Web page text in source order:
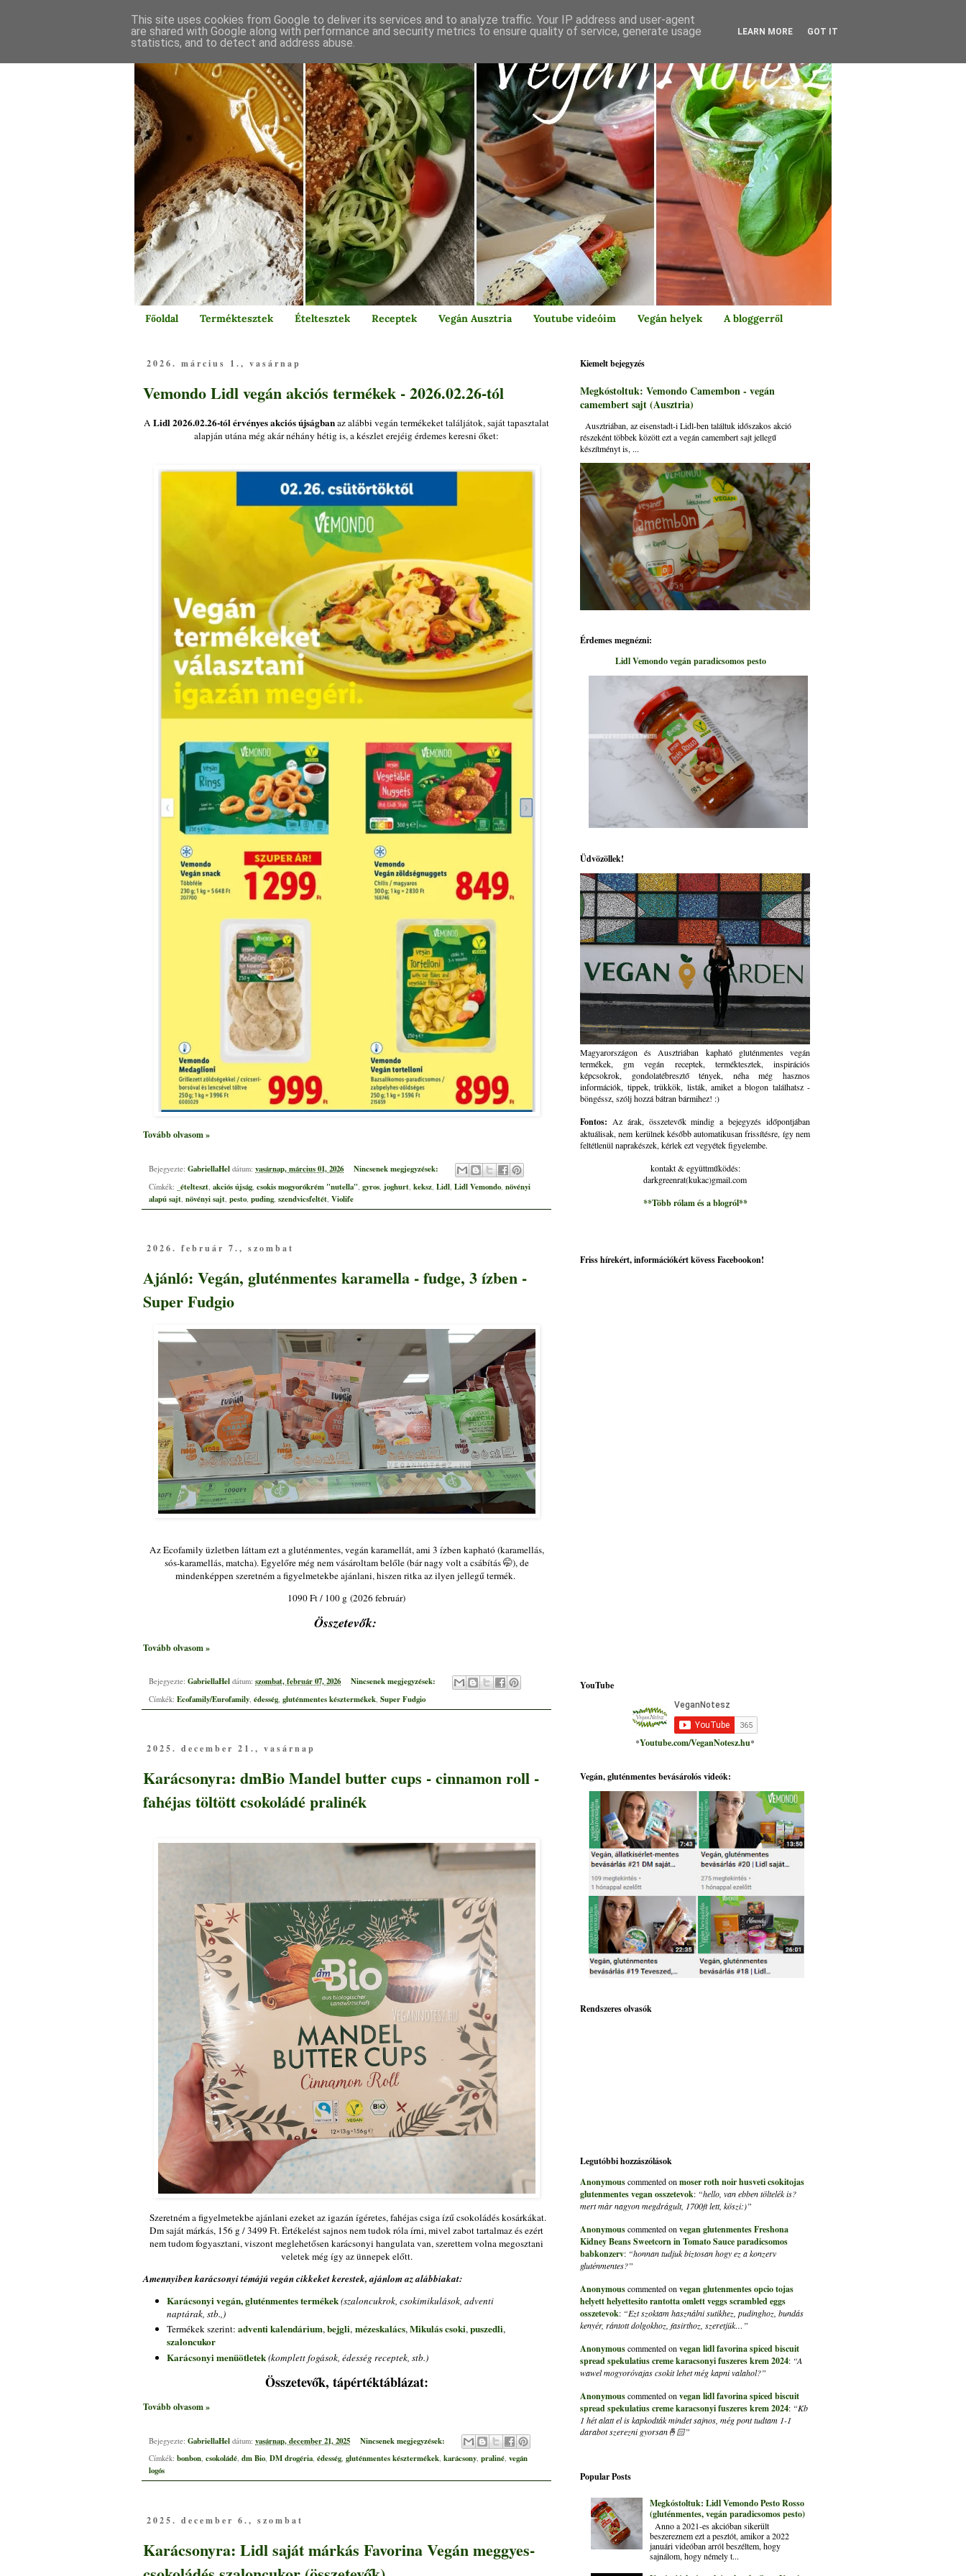
Főoldal Terméktesztek Ételtesztek Receptek Vegán Ausztria Youtube videóim Vegán helyek A bloggerről
2026. március 1., vasárnap
Vemondo Lidl vegán akciós termékek - 2026.02.26-tól
A Lidl 2026.02.26-tól érvényes akciós újságbanaz alábbi vegán termékeket találjátok, saját tapasztalat
alapján utána még akár néhány hétig is, a készlet erejéig érdemes keresni őket:
Tovább olvasom »
Bejegyezte: GabriellaHel dátum: vasárnap, március 01, 2026 Nincsenek megjegyzések:
Címkék: _ételteszt akciós újság, csokis mogyorókrém "nutella" gyros joghurt keksz Lidl Lidl Vemondo növényi
alapú sajt növényi sajt pesto puding, szendvicsfeltét Violife
2026. február 7., szombat
Ajánló: Vegán, gluténmentes karamella - fudge, 3 ízben -
Super Fudgio
Az Ecofamily üzletben láttam ezt a gluténmentes, vegán karamellát, ami 3 ízben kapható (karamellás,
sós-karamellás, matcha). Egyelőre még nem vásároltam belőle (bár nagy volt a csábítás 🤭), de
mindenképpen szeretném a figyelmetekbe ajánlani, hiszen ritka az ilyen jellegű termék.
1090 Ft / 100 g (2026 február)
Összetevők:
Tovább olvasom »
Bejegyezte: GabriellaHel dátum: szombat, február 07, 2026 Nincsenek megjegyzések:
Címkék: Ecofamily/Eurofamily, édesség, gluténmentes késztermékek, Super Fudgio
2025. december 21., vasárnap
Karácsonyra: dmBio Mandel butter cups - cinnamon roll -
fahéjas töltött csokoládé pralinék
Szeretném a figyelmetekbe ajánlani ezeket az igazán ígéretes, fahéjas csiga ízű csokoládés kosárkákat.
Dm saját márkás, 156 g / 3499 Ft. Értékelést sajnos nem tudok róla írni, mivel zabot tartalmaz és ezért
nem tudom fogyasztani, viszont meglehetősen karácsonyi hangulata van, szerettem volna megosztani
veletek még így az ünnepek előtt.
Amennyiben karácsonyi témájú vegán cikkeket kerestek, ajánlom az alábbiakat:
Karácsonyi vegán, gluténmentes termékek(szaloncukrok, csokimikulások, adventi
naptárak, stb.,)
Termékek szerint: adventi kalendárium,bejgli, mézeskalács,Mikulás csoki,puszedli,
szaloncukor
Karácsonyi menüötletek(komplett fogások, édesség receptek, stb.)
Összetevők, tápértéktáblázat:
Tovább olvasom »
Bejegyezte: GabriellaHel dátum: vasárnap, december 21, 2025 Nincsenek megjegyzések:
Címkék: bonbon, csokoládé, dm Bio, DM drogéria, édesség, gluténmentes késztermékek, karácsony, praliné, vegán
logós
2025. december 6., szombat
Karácsonyra: Lidl saját márkás Favorina Vegán meggyes-
Kiemelt bejegyzés
Megkóstoltuk: Vemondo Camembon - vegán
camembert sajt (Ausztria)
Ausztriában, az eisenstadt-i Lidl-ben találtuk időszakos akció
részeként többek között ezt a vegán camembert sajt jellegű
készítményt is, ...
Érdemes megnézni:
Lidl Vemondo vegán paradicsomos pesto
Üdvözöllek!
Magyarországon és Ausztriában kapható gluténmentes vegán
termékek, gm vegán receptek, terméktesztek, inspirációs
képcsokrok, gondolatébresztő tények, néha még hasznos
információk, tippek, trükkök, listák, amiket a blogon találhatsz -
böngéssz, szólj hozzá bátran bármihez! :)
Fontos: Az árak, összetevők mindig a bejegyzés időpontjában
aktuálisak, nem kerülnek később automatikusan frissítésre, így nem
feltétlenül naprakészek, kérlek ezt vegyétek figyelembe.
kontakt & együttműködés:
darkgreenrat(kukac)gmail.com
**Több rólam és a blogról**
Friss hírekért, információkért kövess Facebookon!
YouTube
*Youtube.com/VeganNotesz.hu*
Vegán, gluténmentes bevásárolós videók:
Rendszeres olvasók
Legutóbbi hozzászólások
Anonymouscommented on moser roth noir husveti csokitojas
glutenmentes vegan osszetevok: “hello, van ebben töltelék is?
mert màr nagyon megdrágult, 1700ft lett, köszi:)”
Anonymouscommented on vegan glutenmentes Freshona
Kidney Beans Sweetcorn in Tomato Sauce paradicsomos
babkonzerv: “honnan tudjuk biztosan hogy ez a konzerv
gluténmentes?”
Anonymouscommented on vegan glutenmentes opcio tojas
helyett helyettesito rantotta omlett veggs scrambled eggs
osszetevok: “Ezt szoktam használni sutikhez, pudinghoz, bundás
kenyér, rántott dolgokhoz, fasirthoz, szeretjük…”
Anonymouscommented on vegan lidl favorina spiced biscuit
spread spekulatius creme karacsonyi fuszeres krem 2024: “A
wawel mogyoróvajas csokit lehet még kapni valahol?”
Anonymouscommented on vegan lidl favorina spiced biscuit
spread spekulatius creme karacsonyi fuszeres krem 2024: “Kb
1 hét alatt el is kapkodták mindet sajnos, még pont tudtam 1-1
darabot szerezni gyorsan🤞🏻”
Popular Posts
Megkóstoltuk: Lidl Vemondo Pesto Rosso
(gluténmentes, vegán paradicsomos pesto)
Anno a 2021-es akcióban sikerült
beszereznem ezt a pesztót, amikor a 2022
januári videóban arról beszéltem, hogy
sajnálom, hogy némely t...
This site uses cookies from Google to deliver its services and to analyze traffic. Your IP address and user-agent
are shared with Google along with performance and security metrics to ensure quality of service, generate usage
statistics, and to detect and address abuse.
LEARN MORE GOT IT